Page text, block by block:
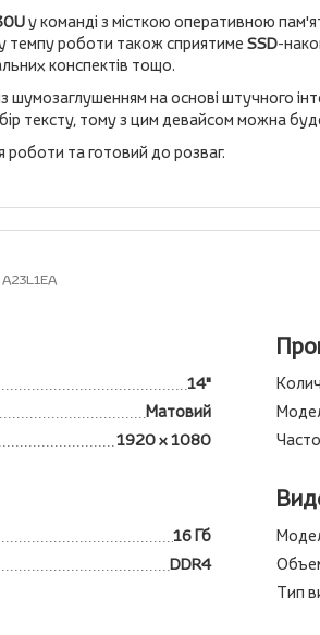
у команді з місткою оперативною
темпу роботи також сприятиме SSD-
конспектів тощо.
на основі штучного
тексту, тому з цим девайсом можна
та готовий до розваг.
14"
Матовий
1920 x 1080
16 Гб
DDR4
Тип